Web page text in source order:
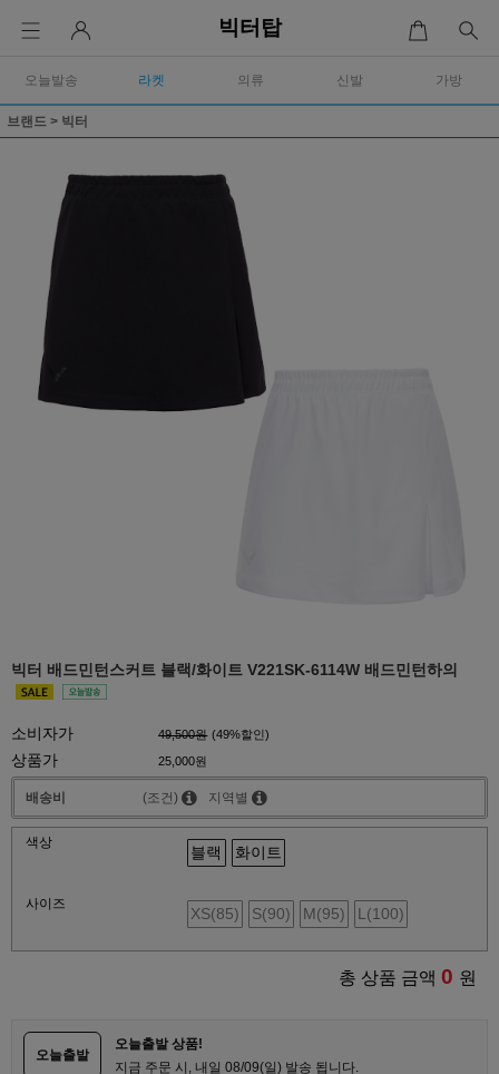
빅터탑
오늘발송 라켓 의류 신발 가방
브랜드 > 빅터
빅터 배드민턴스커트 블랙/화이트 V221SK-6114W 배드민턴하의
소비자가 49,500원 (49%할인)
상품가 25,000원
배송비 (조건) 지역별
색상
블랙 화이트
사이즈
XS(85) S(90) M(95) L(100)
총 상품 금액 0 원
오늘출발
오늘출발 상품!
지금 주문 시, 내일 08/09(일) 발송 됩니다.